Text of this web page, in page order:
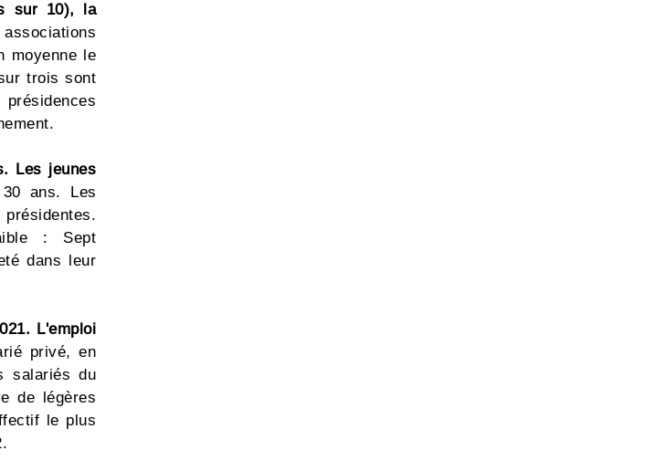
sur 10), la
moyenne le
trois sont
Les jeunes
ans. Les
: Sept
dans leur
L'emploi
privé, en
salariés du
de légères
le plus